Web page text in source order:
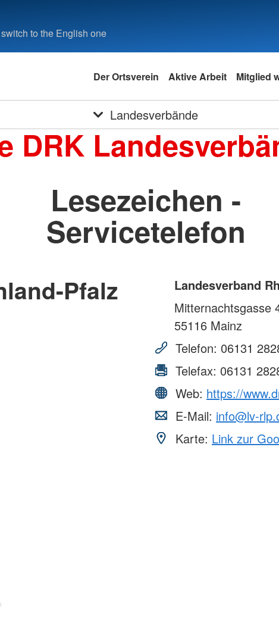
to the English one
Der Ortsverein Aktive Arbeit Mitglied
Landesverbände
DRK
Lesezeichen -
Servicetelefon
Pfalz
Landesverband
Mitternachtsgasse
55116 Mainz
Telefon: 06131
Telefax: 06131
Web: https://
E-Mail: info@lv-
Karte: Link zur